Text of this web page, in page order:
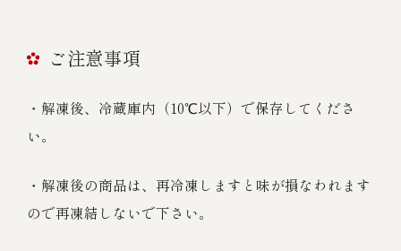
ご注意事項
・解凍後、冷蔵庫内（10℃以下）で保存してくださ
い。
・解凍後の商品は、再冷凍しますと味が損なわれます
ので再凍結しないで下さい。